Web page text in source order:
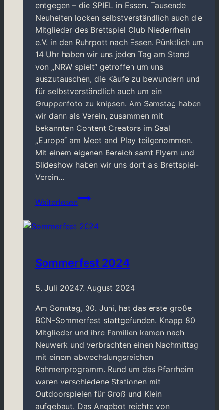
entgegen – die SPIEL in Essen. Tausende
Neuheiten locken selbstverständlich auch die
Mitglieder des Brettspiel Club Niederrhein
e.V. in den Ruhrpott nach Essen. Pünktlich um
14 Uhr haben wir uns jeden Tag am Stand
von „NRW spielt“ getroffen um uns
auszutauschen, die Käufe zu bewundern und
für selbstverständlich auch um ein
Gruppenfoto zu knipsen. Am Samstag haben
wir dann als Verein, zusammen mit
bekannten Content Creators im Saal
„Europa“ am Meet and Play teilgenommen.
Mit einem eigenen Bereich samt Flyern und
Slideshow haben wir uns dort als Brettspiel-
Verein…
Weiterlesen
BCN-
Mitglieder
als
der
SPIEL
und
beim
Meet
and
Play
Sommerfest 2024
5. Juli 20247. August 2024
Am Sonntag, 30. Juni, hat das erste große
BCN-Sommerfest stattgefunden. Knapp 80
Mitglieder und ihre Familien kamen nach
Neuwerk und verbrachten einen Nachmittag
mit einem abwechslungsreichen
Rahmenprogramm. Rund um das Pfarrheim
waren verschiedene Stationen mit
Outdoorspielen für Groß und Klein
aufgebaut. Das Angebot reichte von